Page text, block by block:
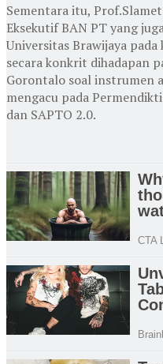
Sementara itu,
Eksekutif BAN PT yang
Universitas Brawijaya
secara konkrit dihadapan
Gorontalo soal instrumen
mengacu pada
dan SAPTO 2.0.